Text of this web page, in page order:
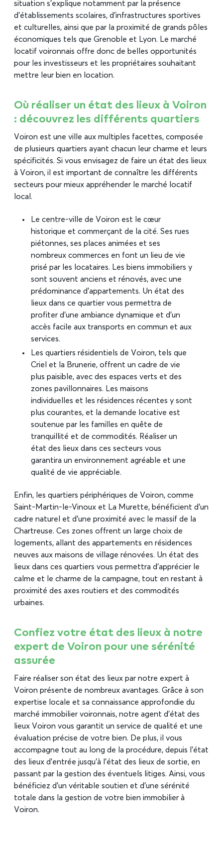
situation s’explique notamment par la présence
d’établissements scolaires, d’infrastructures sportives
et culturelles, ainsi que par la proximité de grands pôles
économiques tels que Grenoble et Lyon. Le marché
locatif voironnais offre donc de belles opportunités
pour les investisseurs et les propriétaires souhaitant
mettre leur bien en location.
Où réaliser un état des lieux à Voiron
: découvrez les différents quartiers
Voiron est une ville aux multiples facettes, composée
de plusieurs quartiers ayant chacun leur charme et leurs
spécificités. Si vous envisagez de faire un état des lieux
à Voiron, il est important de connaître les différents
secteurs pour mieux appréhender le marché locatif
local.
Le centre-ville de Voiron est le cœur
historique et commerçant de la cité. Ses rues
piétonnes, ses places animées et ses
nombreux commerces en font un lieu de vie
prisé par les locataires. Les biens immobiliers y
sont souvent anciens et rénovés, avec une
prédominance d’appartements. Un état des
lieux dans ce quartier vous permettra de
profiter d’une ambiance dynamique et d’un
accès facile aux transports en commun et aux
services.
Les quartiers résidentiels de Voiron, tels que
Criel et la Brunerie, offrent un cadre de vie
plus paisible, avec des espaces verts et des
zones pavillonnaires. Les maisons
individuelles et les résidences récentes y sont
plus courantes, et la demande locative est
soutenue par les familles en quête de
tranquillité et de commodités. Réaliser un
état des lieux dans ces secteurs vous
garantira un environnement agréable et une
qualité de vie appréciable.
Enfin, les quartiers périphériques de Voiron, comme
Saint-Martin-le-Vinoux et La Murette, bénéficient d’un
cadre naturel et d’une proximité avec le massif de la
Chartreuse. Ces zones offrent un large choix de
logements, allant des appartements en résidences
neuves aux maisons de village rénovées. Un état des
lieux dans ces quartiers vous permettra d’apprécier le
calme et le charme de la campagne, tout en restant à
proximité des axes routiers et des commodités
urbaines.
Confiez votre état des lieux à notre
expert de Voiron pour une sérénité
assurée
Faire réaliser son état des lieux par notre expert à
Voiron présente de nombreux avantages. Grâce à son
expertise locale et sa connaissance approfondie du
marché immobilier voironnais, notre agent d’état des
lieux Voiron vous garantit un service de qualité et une
évaluation précise de votre bien. De plus, il vous
accompagne tout au long de la procédure, depuis l’état
des lieux d’entrée jusqu’à l’état des lieux de sortie, en
passant par la gestion des éventuels litiges. Ainsi, vous
bénéficiez d’un véritable soutien et d’une sérénité
totale dans la gestion de votre bien immobilier à
Voiron.